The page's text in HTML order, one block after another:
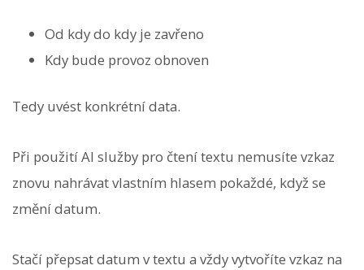
Od kdy do kdy je zavřeno
Kdy bude provoz obnoven
Tedy uvést konkrétní data.
Při použití AI služby pro čtení textu nemusíte vzkaz
znovu nahrávat vlastním hlasem pokaždé, když se
změní datum.
Stačí přepsat datum v textu a vždy vytvoříte vzkaz na